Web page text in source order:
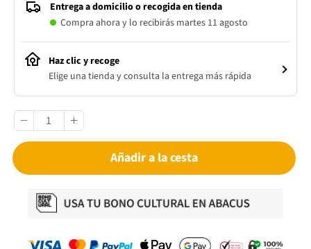
Entrega a domicilio o recogida en tienda
Compra ahora y lo recibirás martes 11 agosto
Haz clic y recoge
Elige una tienda y consulta la entrega más rápida
Añadir a la cesta